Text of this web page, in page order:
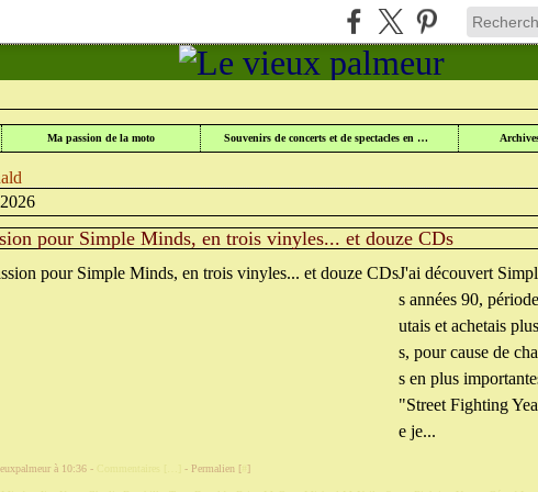
Ma passion de la moto Souvenirs de concerts et de spectacles en Lorraine
> CATEGORIES TONY DONALD
pour Simple Minds, en trois vinyles... et douze CDs
J'ai découvert
s années 90,
utais et achetais
s, pour cause de
s en plus
"Street Fighting
e je...
à 10:36 - Commentaires [ - Permalien [ ]